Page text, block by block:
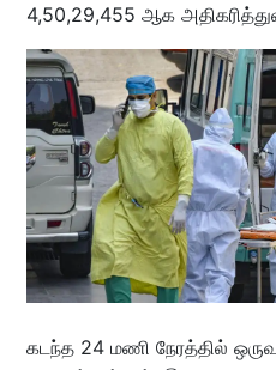
4,50,29,455 ஆக
கடந்த 24 மணி நேரத்தில்